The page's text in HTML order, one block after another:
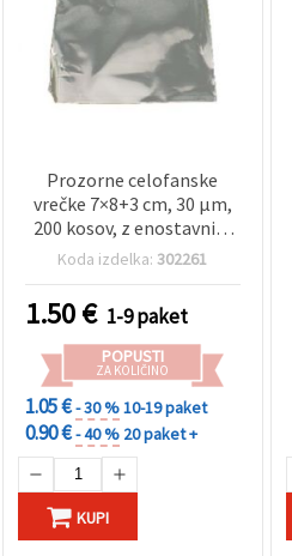
Prozorne celofanske
vrečke 7×8+3 cm, 30 µm,
200 kosov, z enostavnim
samolepilnim zavihkom
Koda izdelka:302261
1.50€ 1-9 paket
POPUSTI
ZA KOLIČINO
1.05 €- 30 %10-19 paket
0.90 €- 40 % 20 paket +
KUPI